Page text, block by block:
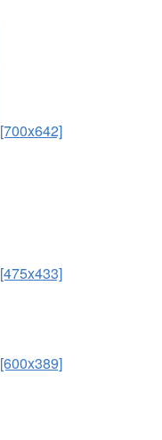
[700x642]
[475x433]
[600x389]